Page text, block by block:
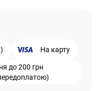
На карту
до 200 грн